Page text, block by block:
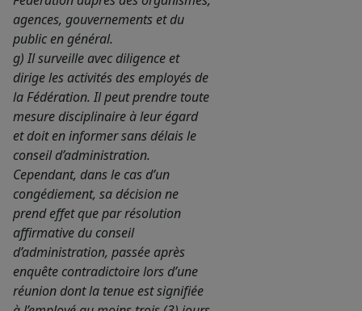
agences, gouvernements et du
public en général.
g) Il surveille avec diligence et
dirige les activités des employés de
la Fédération. Il peut prendre toute
mesure disciplinaire à leur égard
et doit en informer sans délais le
conseil d’administration.
Cependant, dans le cas d’un
congédiement, sa décision ne
prend effet que par résolution
affirmative du conseil
d’administration, passée après
enquête contradictoire lors d’une
réunion dont la tenue est signifiée